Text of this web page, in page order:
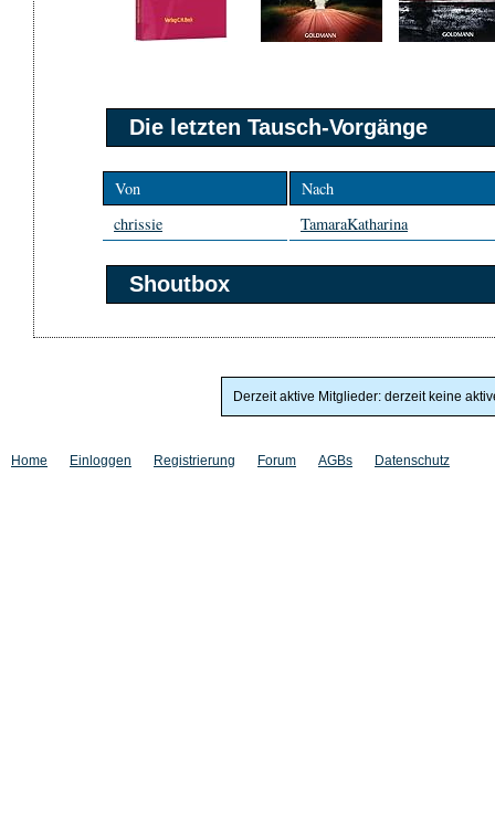
Die letzten Tausch-Vorgänge
Von
Nach
chrissie
TamaraKatharina
Shoutbox
Derzeit aktive Mitglieder: derzeit keine
Home Einloggen Registrierung Forum AGBs Datenschutz